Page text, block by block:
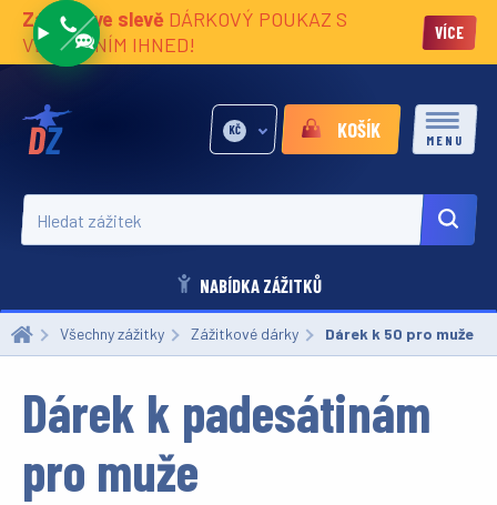
Zážitky ve slevě DÁRKOVÝ POUKAZ S
VĚNOVÁNÍM IHNED!
VÍCE
KČ KOŠÍK MENU
Hledat zážitek
NABÍDKA ZÁŽITKŮ
Všechny zážitky Zážitkové dárky Aktuální:
Dárek k 50 pro muže
Dárek k padesátinám
pro muže